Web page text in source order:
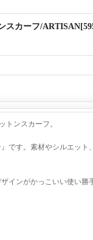
スカーフ/ARTISAN[
トンスカーフ。
です。素材やシルエット
インがかっこいい使い勝